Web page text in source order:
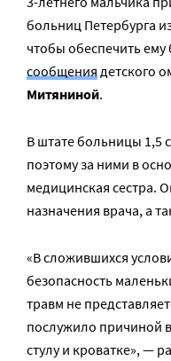
больниц Петербурга
чтобы обеспечить ему
сообщениядетского
Митяниной.
В штате больницы 1,5
поэтому за ними в
медицинская сестра.
назначения врача, а
«В сложившихся
безопасность
травм не
послужило причиной
стулу и кроватке», —